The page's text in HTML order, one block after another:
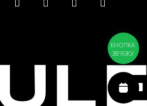
КНОПКА
ЗВ'ЯЗКУ